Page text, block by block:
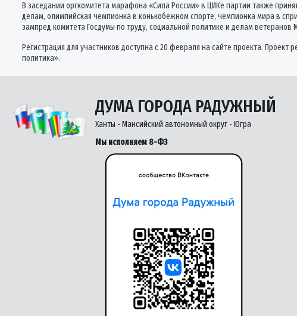
В заседании оргкомитета марафона «Сила России» в ЦИКе партии также
делам, олимпийская чемпионка в конькобежном спорте, чемпионка мира в
зампред комитета Госдумы по труду, социальной политике и делам ветеранов
Регистрация для участников доступна с 20 февраля на сайте проекта.
политика».
ДУМА ГОРОДА РАДУЖНЫЙ
Ханты - Мансийский автономный округ - Югра
Мы исполняем 8-ФЗ